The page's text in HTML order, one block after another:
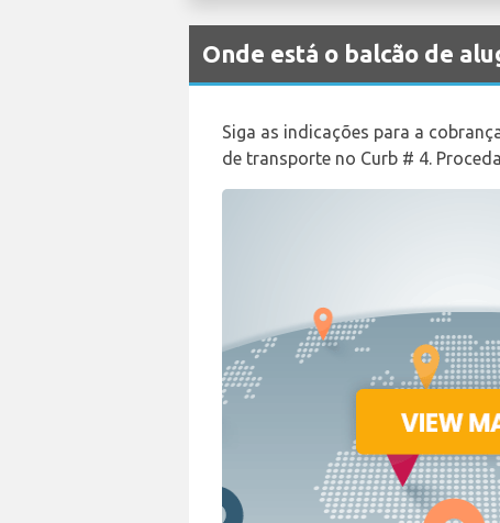
Onde está o balcão de
Siga as indicações para a
de transporte no Curb # 4.